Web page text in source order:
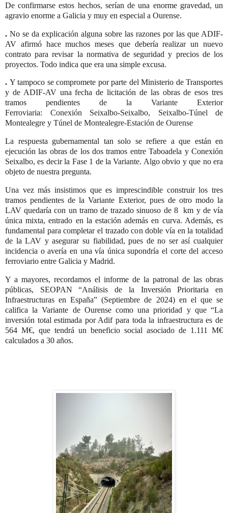
De confirmarse estos hechos, serían de una enorme gravedad, un
agravio enorme a Galicia y muy en especial a Ourense.
. No se da explicación alguna sobre las razones por las que ADIF-
AV afirmó hace muchos meses que debería realizar un nuevo
contrato para revisar la normativa de seguridad y precios de los
proyectos. Todo indica que era una simple excusa.
. Y tampoco se compromete por parte del Ministerio de Transportes
y de ADIF-AV una fecha de licitación de las obras de esos tres
tramos pendientes de la Variante Exterior
Ferroviaria: Conexión Seixalbo-Seixalbo, Seixalbo-Túnel de
Montealegre y Túnel de Montealegre-Estación de Ourense
La respuesta gubernamental tan solo se refiere a que están en
ejecución las obras de los dos tramos entre Taboadela y Conexión
Seixalbo, es decir la Fase 1 de la Variante. Algo obvio y que no era
objeto de nuestra pregunta.
Una vez más insistimos que es imprescindible construir los tres
tramos pendientes de la Variante Exterior, pues de otro modo la
LAV quedaría con un tramo de trazado sinuoso de 8 km y de vía
única mixta, entrado en la estación además en curva. Además, es
fundamental para completar el trazado con doble vía en la totalidad
de la LAV y asegurar su fiabilidad, pues de no ser así cualquier
incidencia o avería en una vía única supondría el corte del acceso
ferroviario entre Galicia y Madrid.
Y a mayores, recordamos el informe de la patronal de las obras
públicas, SEOPAN “Análisis de la Inversión Prioritaria en
Infraestructuras en España” (Septiembre de 2024) en el que se
califica la Variante de Ourense como una prioridad y que “La
inversión total estimada por Adif para toda la infraestructura es de
564 M€, que tendrá un beneficio social asociado de 1.111 M€
calculados a 30 años.